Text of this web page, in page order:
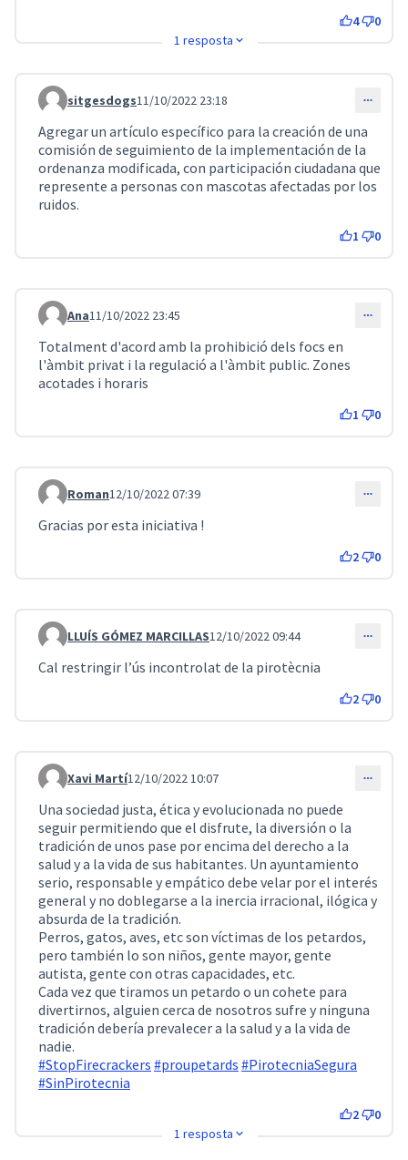
4
0
1 resposta
Comentari 3018
sitgesdogs11/10/2022 23:18
Agregar un artículo específico para la creación de una
comisión de seguimiento de la implementación de la
ordenanza modificada, con participación ciudadana que
represente a personas con mascotas afectadas por los
ruidos.
1 0
Comentari 3020
Ana11/10/2022 23:45
Totalment d'acord amb la prohibició dels focs en
l'àmbit privat i la regulació a l'àmbit public. Zones
acotades i horaris
1 0
Comentari 3022
Roman12/10/2022 07:39
Gracias por esta iniciativa !
2 0
Comentari 3024
LLUÍS GÓMEZ MARCILLAS12/10/2022 09:44
Cal restringir l’ús incontrolat de la pirotècnia
2 0
Comentari 3027
Xavi Martí12/10/2022 10:07
Una sociedad justa, ética y evolucionada no puede
seguir permitiendo que el disfrute, la diversión o la
tradición de unos pase por encima del derecho a la
salud y a la vida de sus habitantes. Un ayuntamiento
serio, responsable y empático debe velar por el interés
general y no doblegarse a la inercia irracional, ilógica y
absurda de la tradición.
Perros, gatos, aves, etc son víctimas de los petardos,
pero también lo son niños, gente mayor, gente
autista, gente con otras capacidades, etc.
Cada vez que tiramos un petardo o un cohete para
divertirnos, alguien cerca de nosotros sufre y ninguna
tradición debería prevalecer a la salud y a la vida de
nadie.
#StopFirecrackers #proupetards #PirotecniaSegura
#SinPirotecnia
2
0
1 resposta